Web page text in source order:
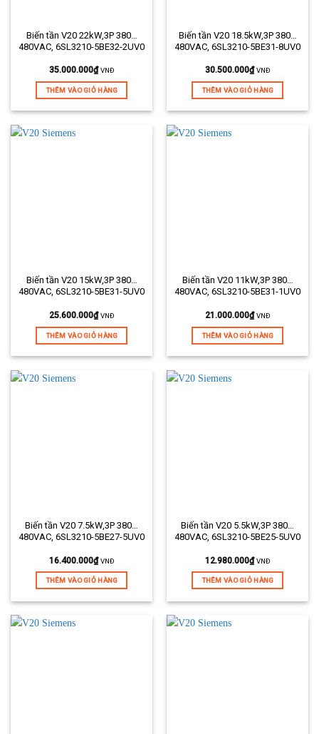
Biến tần V20 22kW,3P 380…
480VAC, 6SL3210-5BE32-2UV0
35.000.000₫ VNĐ
THÊM VÀO GIỎ HÀNG
Biến tần V20 18.5kW,3P 380…
480VAC, 6SL3210-5BE31-8UV0
30.500.000₫ VNĐ
THÊM VÀO GIỎ HÀNG
Biến tần V20 15kW,3P 380…
480VAC, 6SL3210-5BE31-5UV0
25.600.000₫ VNĐ
THÊM VÀO GIỎ HÀNG
Biến tần V20 11kW,3P 380…
480VAC, 6SL3210-5BE31-1UV0
21.000.000₫ VNĐ
THÊM VÀO GIỎ HÀNG
Biến tần V20 7.5kW,3P 380…
480VAC, 6SL3210-5BE27-5UV0
16.400.000₫ VNĐ
THÊM VÀO GIỎ HÀNG
Biến tần V20 5.5kW,3P 380…
480VAC, 6SL3210-5BE25-5UV0
12.980.000₫ VNĐ
THÊM VÀO GIỎ HÀNG